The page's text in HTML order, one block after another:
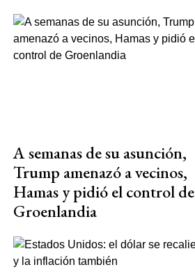
A semanas de su asunción,
Trump amenazó a vecinos,
Hamas y pidió el control de
Groenlandia